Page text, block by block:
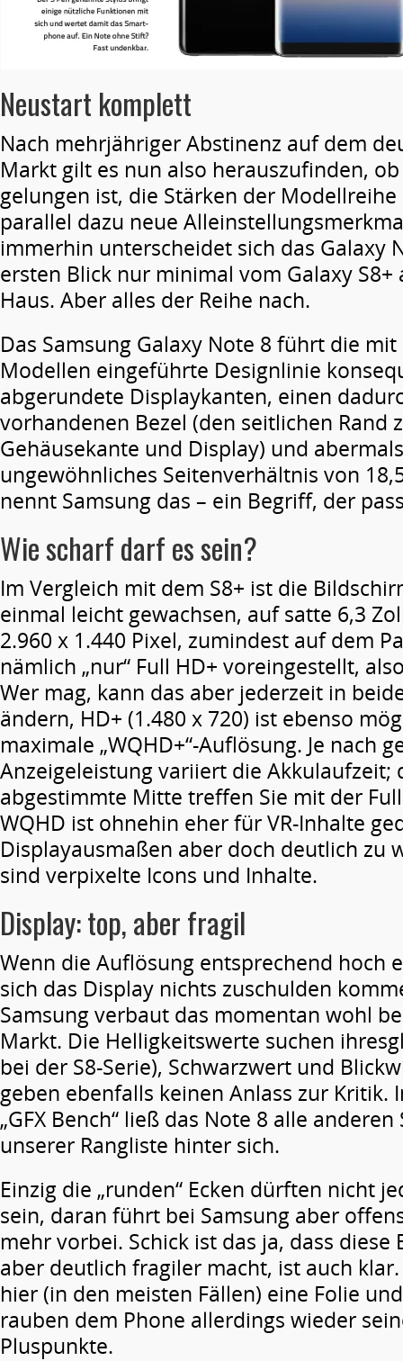
Neustart komplett
Nach mehrjähriger Abstinenz auf dem
Markt gilt es nun also herauszufinden, ob
gelungen ist, die Stärken der
parallel dazu neue
immerhin unterscheidet sich das Galaxy
ersten Blick nur minimal vom Galaxy S8+
Haus. Aber alles der Reihe nach.
Das Samsung Galaxy Note 8 führt die
Modellen eingeführte Designlinie
abgerundete Displaykanten, einen
vorhandenen Bezel (den seitlichen Rand
Gehäusekante und Display) und
ungewöhnliches Seitenverhältnis von
nennt Samsung das – ein Begriff, der
Wie scharf darf es sein?
Im Vergleich mit dem S8+ ist die
einmal leicht gewachsen, auf satte 6,3
2.960 x 1.440 Pixel, zumindest auf dem
nämlich „nur“ Full HD+ voreingestellt,
Wer mag, kann das aber jederzeit in
ändern, HD+ (1.480 x 720) ist ebenso
maximale „WQHD+“-Auflösung. Je nach
Anzeigeleistung variiert die Akkulaufzeit;
abgestimmte Mitte treffen Sie mit der
WQHD ist ohnehin eher für VR-Inhalte
Displayausmaßen aber doch deutlich zu
sind verpixelte Icons und Inhalte.
Display: top, aber fragil
Wenn die Auflösung entsprechend hoch
sich das Display nichts zuschulden
Samsung verbaut das momentan wohl
Markt. Die Helligkeitswerte suchen
bei der S8-Serie), Schwarzwert und
geben ebenfalls keinen Anlass zur Kritik.
„GFX Bench“ ließ das Note 8 alle
unserer Rangliste hinter sich.
Einzig die „runden“ Ecken dürften nicht
sein, daran führt bei Samsung aber
mehr vorbei. Schick ist das ja, dass diese
aber deutlich fragiler macht, ist auch
hier (in den meisten Fällen) eine Folie
rauben dem Phone allerdings wieder
Pluspunkte.